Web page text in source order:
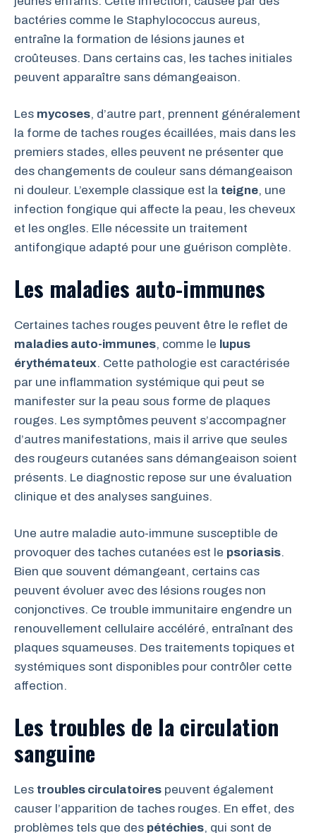
bactéries comme le Staphylococcus aureus,
entraîne la formation de lésions jaunes et
croûteuses. Dans certains cas, les taches initiales
peuvent apparaître sans démangeaison.
Les mycoses, d’autre part, prennent généralement
la forme de taches rouges écaillées, mais dans les
premiers stades, elles peuvent ne présenter que
des changements de couleur sans démangeaison
ni douleur. L’exemple classique est la teigne, une
infection fongique qui affecte la peau, les cheveux
et les ongles. Elle nécessite un traitement
antifongique adapté pour une guérison complète.
Les maladies auto-immunes
Certaines taches rouges peuvent être le reflet de
maladies auto-immunes, comme le lupus
érythémateux. Cette pathologie est caractérisée
par une inflammation systémique qui peut se
manifester sur la peau sous forme de plaques
rouges. Les symptômes peuvent s’accompagner
d’autres manifestations, mais il arrive que seules
des rougeurs cutanées sans démangeaison soient
présents. Le diagnostic repose sur une évaluation
clinique et des analyses sanguines.
Une autre maladie auto-immune susceptible de
provoquer des taches cutanées est le psoriasis.
Bien que souvent démangeant, certains cas
peuvent évoluer avec des lésions rouges non
conjonctives. Ce trouble immunitaire engendre un
renouvellement cellulaire accéléré, entraînant des
plaques squameuses. Des traitements topiques et
systémiques sont disponibles pour contrôler cette
affection.
Les troubles de la circulation
sanguine
Les troubles circulatoires peuvent également
causer l’apparition de taches rouges. En effet, des
problèmes tels que des pétéchies, qui sont de